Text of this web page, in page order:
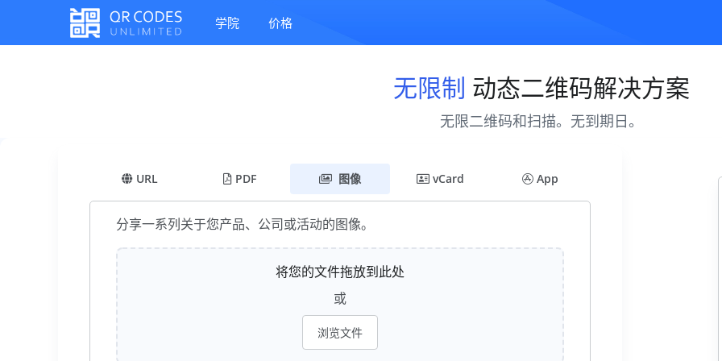
学院 价格
无限制 动态二维码解决方案
无限二维码和扫描。无到期日。
URL PDF 图像 vCard App
分享一系列关于您产品、公司或活动的图像。
将您的文件拖放到此处
或
浏览文件